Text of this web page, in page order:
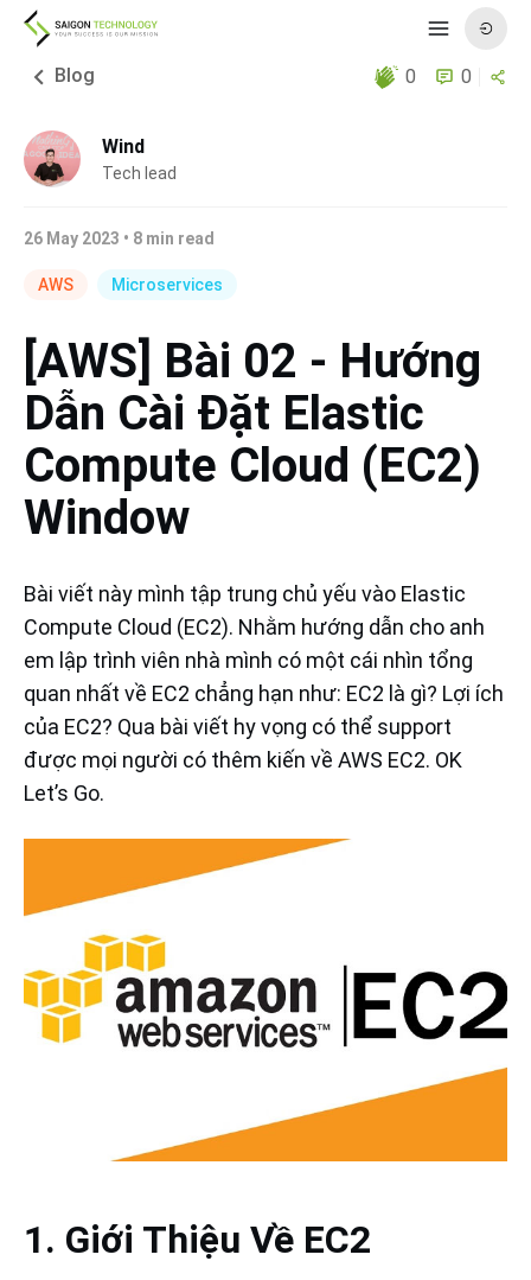
Blog 0 0
Wind
Tech lead
26 May 2023 • 8 min read
AWS Microservices
[AWS] Bài 02 - Hướng
Dẫn Cài Đặt Elastic
Compute Cloud (EC2)
Window
Bài viết này mình tập trung chủ yếu vào Elastic
Compute Cloud (EC2). Nhằm hướng dẫn cho anh
em lập trình viên nhà mình có một cái nhìn tổng
quan nhất về EC2 chẳng hạn như: EC2 là gì? Lợi ích
của EC2? Qua bài viết hy vọng có thể support
được mọi người có thêm kiến về AWS EC2. OK
Let’s Go.
1. Giới Thiệu Về EC2